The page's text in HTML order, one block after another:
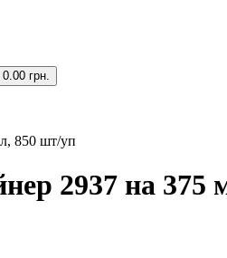
0.00 грн.
850 шт/уп
2937 на